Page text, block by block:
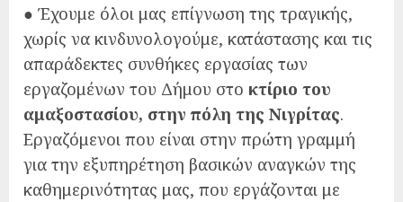
● Έχουμε όλοι μας επίγνωση της τραγικής,
χωρίς να κινδυνολογούμε, κατάστασης και τις
απαράδεκτες συνθήκες εργασίας των
εργαζομένων του Δήμου στο κτίριο του
αμαξοστασίου, στην πόλη της Νιγρίτας.
Εργαζόμενοι που είναι στην πρώτη γραμμή
για την εξυπηρέτηση βασικών αναγκών της
καθημερινότητας μας, που εργάζονται με